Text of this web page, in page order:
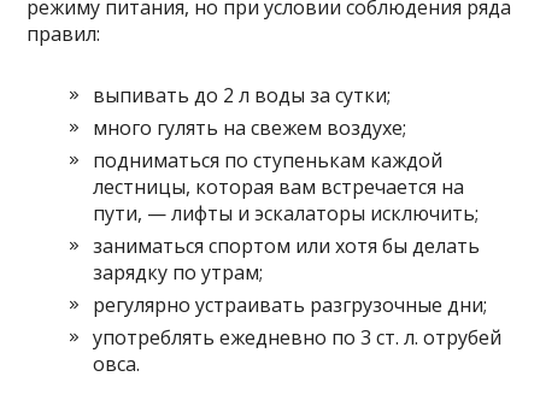
режиму питания, но при условии соблюдения ряда
правил:
выпивать до 2 л воды за сутки;
много гулять на свежем воздухе;
подниматься по ступенькам каждой
лестницы, которая вам встречается на
пути, — лифты и эскалаторы исключить;
заниматься спортом или хотя бы делать
зарядку по утрам;
регулярно устраивать разгрузочные дни;
употреблять ежедневно по 3 ст. л. отрубей
овса.